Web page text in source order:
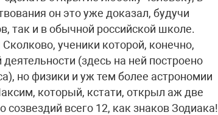
он это уже доказал, будучи
так и в обычной российской школе.
ученики которой, конечно,
(здесь на ней построено
но физики и уж тем более астрономии
который, кстати, открыл аж две
всего 12, как знаков Зодиака!